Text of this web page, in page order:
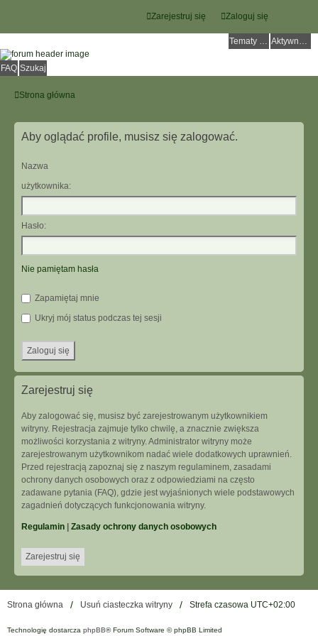
Zaloguj się
Zarejestruj się
Tematy bez odpowiedzi Aktywne tematy
FAQ Szukaj
Strona główna
Aby oglądać profile, musisz się zalogować.
Nazwa
użytkownika:
Hasło:
Nie pamiętam hasła
Zapamiętaj mnie
Ukryj mój status podczas tej sesji
Zarejestruj się
Aby zalogować się, musisz być zarejestrowanym użytkownikiem
witryny. Rejestracja zajmuje tylko chwilę, a znacznie zwiększa
możliwości korzystania z witryny. Administrator witryny może
zarejestrowanym użytkownikom nadać wiele dodatkowych uprawnień.
Przed rejestracją zapoznaj się z naszym regulaminem, zasadami
ochrony danych osobowych oraz z odpowiedziami na często
zadawane pytania (FAQ), gdzie jest wyjaśnionych wiele podstawowych
zagadnień dotyczących funkcjonowania witryny.
Regulamin Zasady ochrony danych osobowych
Zarejestruj się
Strona główna Usuń ciasteczka witryny Strefa czasowa UTC+02:00
Technologię dostarcza phpBB® Forum Software © phpBB Limited